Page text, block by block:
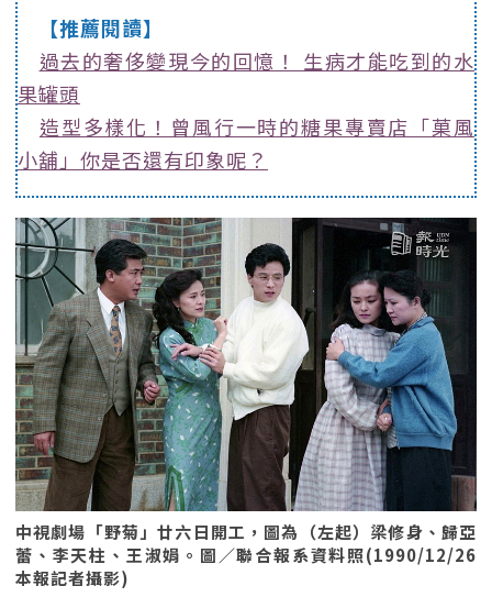
【推薦閱讀】
過去的奢侈變現今的回憶！ 生病才能吃到的水
果罐頭
造型多樣化！曾風行一時的糖果專賣店「菓風
小舖」你是否還有印象呢？
中視劇場「野菊」廿六日開工，圖為（左起）梁修身、歸亞
蕾、李天柱、王淑娟。圖／聯合報系資料照(1990/12/26
本報記者攝影)